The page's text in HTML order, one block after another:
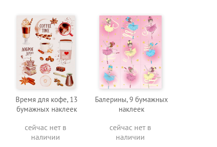
Время для кофе, 13
бумажных наклеек
сейчас нет в
наличии
Балерины, 9 бумажных
наклеек
сейчас нет в
наличии